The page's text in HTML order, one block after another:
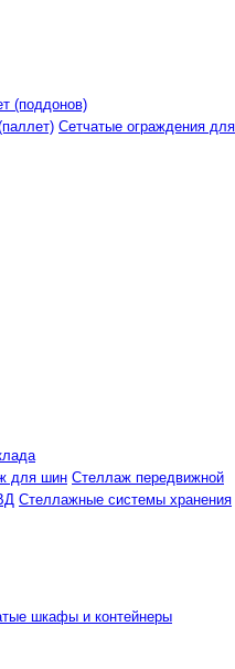
(поддонов)
Сетчатые ограждения для
для шин Стеллаж передвижной
Стеллажные системы хранения
шкафы и контейнеры